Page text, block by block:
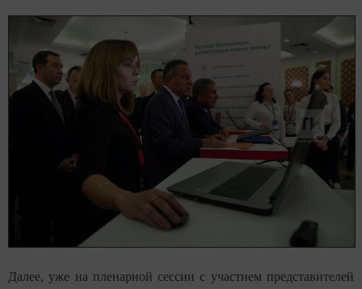
Далее, уже на пленарной сессии с участием представителей